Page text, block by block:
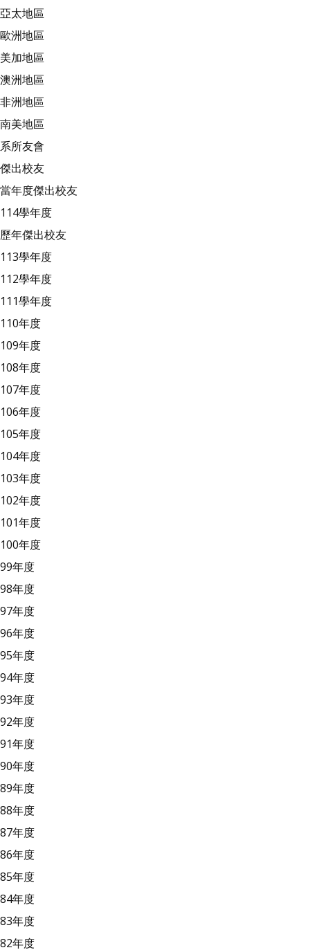
亞太地區
歐洲地區
美加地區
澳洲地區
非洲地區
南美地區
系所友會
傑出校友
當年度傑出校友
114學年度
歷年傑出校友
113學年度
112學年度
111學年度
110年度
109年度
108年度
107年度
106年度
105年度
104年度
103年度
102年度
101年度
100年度
99年度
98年度
97年度
96年度
95年度
94年度
93年度
92年度
91年度
90年度
89年度
88年度
87年度
86年度
85年度
84年度
83年度
82年度